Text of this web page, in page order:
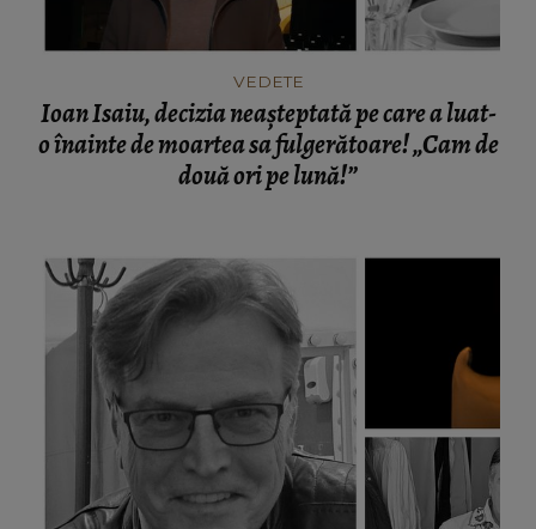
VEDETE
Ioan Isaiu, decizia neașteptată pe care a luat-
o înainte de moartea sa fulgerătoare! „Cam de
două ori pe lună!”